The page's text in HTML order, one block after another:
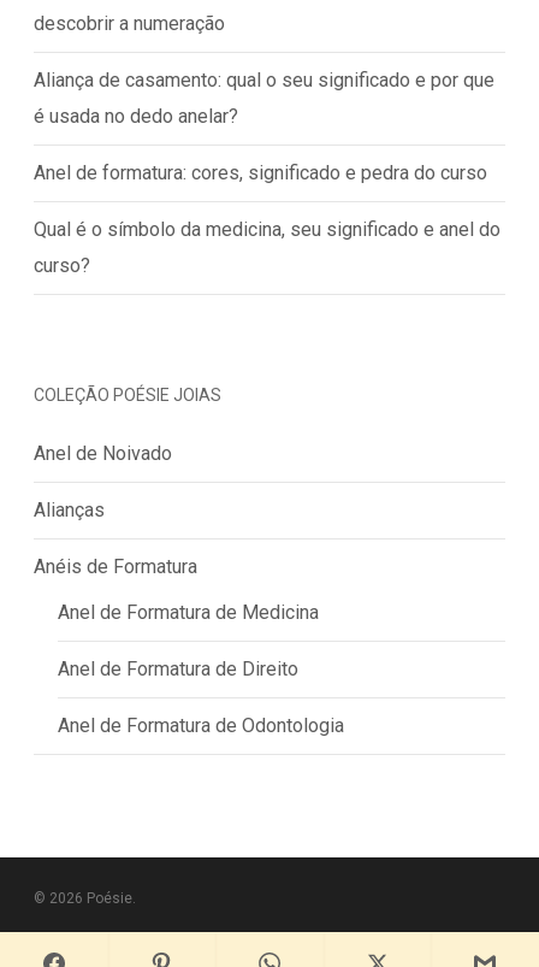
descobrir a numeração
Aliança de casamento: qual o seu significado e por que
é usada no dedo anelar?
Anel de formatura: cores, significado e pedra do curso
Qual é o símbolo da medicina, seu significado e anel do
curso?
COLEÇÃO POÉSIE JOIAS
Anel de Noivado
Alianças
Anéis de Formatura
Anel de Formatura de Medicina
Anel de Formatura de Direito
Anel de Formatura de Odontologia
© 2026 Poésie.
pinterest whatsapp